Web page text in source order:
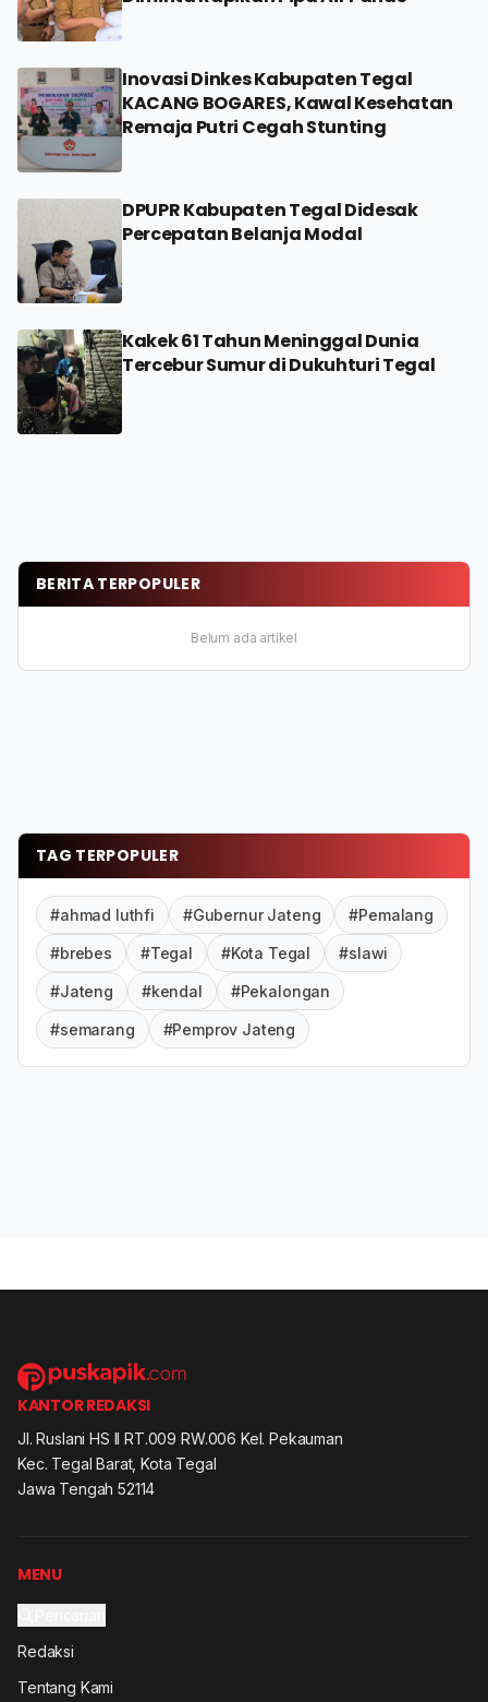
Inovasi Dinkes Kabupaten Tegal
KACANG BOGARES, Kawal Kesehatan
Remaja Putri Cegah Stunting
DPUPR Kabupaten Tegal Didesak
Percepatan Belanja Modal
Kakek 61 Tahun Meninggal Dunia
Tercebur Sumur di Dukuhturi Tegal
BERITA TERPOPULER
Belum ada artikel
TAG TERPOPULER
#ahmad luthfi #Gubernur Jateng #Pemalang
#brebes #Tegal #Kota Tegal #slawi
#Jateng #kendal #Pekalongan
#semarang #Pemprov Jateng
KANTOR REDAKSI
Jl. Ruslani HS II RT.009 RW.006 Kel. Pekauman
Kec. Tegal Barat, Kota Tegal
Jawa Tengah 52114
MENU
Redaksi
Tentang Kami